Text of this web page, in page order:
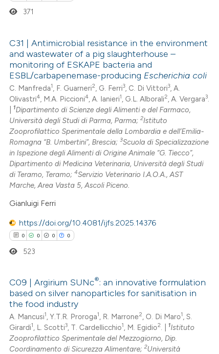
atscite.ai
been cited by providing the
of the citation, a
describing whether
mentions, or contrasts
claim, and a label
in which section the
was made.
Citing Publications
Supporting
Mentioning
Contrasting
how this article has been
atscite.ai
been cited by providing the
of the citation, a
describing whether
mentions, or contrasts
in which section the
was made.
371
C31 | Antimicrobial resistance in the environment
and wastewater of a pig slaughterhouse –
monitoring of ESKAPE bacteria and
ESBL/carbapenemase-producing Escherichia coli
C. Manfreda1, F. Guarneri2, G. Ferri3, C. Di Vittori3, A.
Olivastri4, M.A. Piccioni4, A. Ianieri1, G.L. Alborali2, A. Vergara3.
1Dipartimento di Scienze degli Alimenti e del Farmaco,
Università degli Studi di Parma, Parma;2Istituto
Zooprofilattico Sperimentale della Lombardia e dell’Emilia-
Romagna “B. Umbertini”, Brescia;3Scuola di Specializzazione
in Ispezione degli Alimenti di Origine Animale “G. Tiecco”,
Dipartimento di Medicina Veterinaria, Università degli Studi
di Teramo, Teramo;4Servizio Veterinario I.A.O.A., AST
Marche, Area Vasta 5, Ascoli Piceno.
Gianluigi Ferri
https://doi.org/10.4081/ijfs.2025.14376
0 0 0 0
Citing Publications
Supporting
Mentioning
Contrasting
523
C09 | Argirium SUNc®: an innovative formulation
based on silver nanoparticles for sanitisation in
the food industry
A. Mancusi1, Y.T.R. Proroga1, R. Marrone2, O. Di Maro1, S.
Girardi1, L. Scotti3, T. Cardellicchio1, M. Egidio2. | 1Istituto
Zooprofilattico Sperimentale del Mezzogiorno, Dip.
Coordinamento di Sicurezza Alimentare;2Università